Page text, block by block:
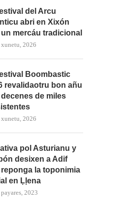
del Arcu
abri en Xixón
mercáu tradicional
2026
Boombastic
revalidaotru bon añu
de miles
2026
pol Asturianu y
desixen a Adif
la toponimia
en Ḷḷena
2023